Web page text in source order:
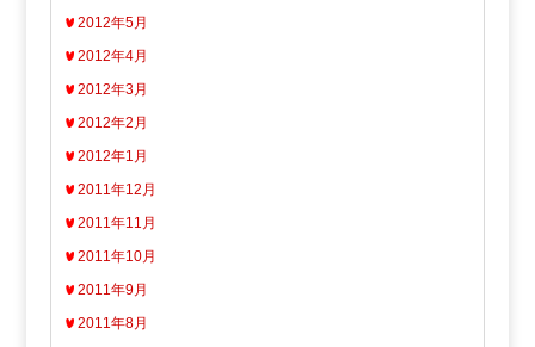
2012年5月
2012年4月
2012年3月
2012年2月
2012年1月
2011年12月
2011年11月
2011年10月
2011年9月
2011年8月